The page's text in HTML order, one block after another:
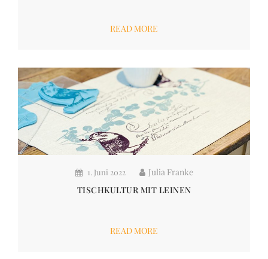
READ MORE
1. Juni 2022
Julia Franke
TISCHKULTUR MIT LEINEN
READ MORE